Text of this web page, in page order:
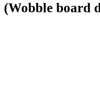
(Wobble board